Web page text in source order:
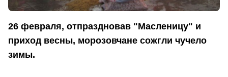
26 февраля, отпраздновав "Масленицу" и
приход весны, морозовчане сожгли чучело
зимы.